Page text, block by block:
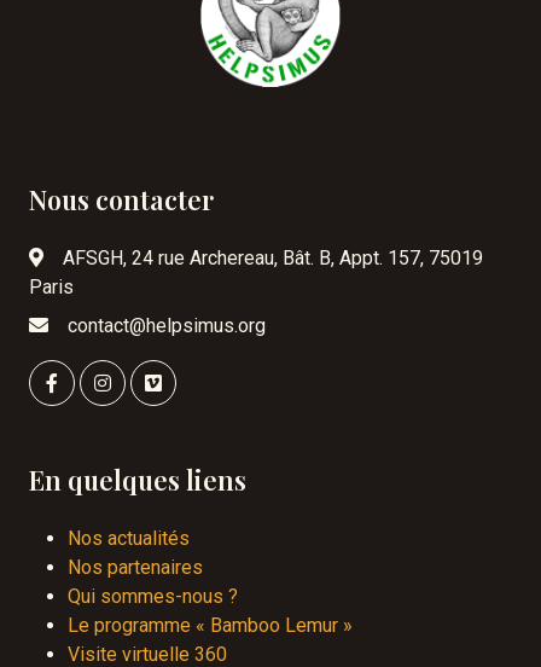
Nous contacter
AFSGH, 24 rue Archereau, Bât. B, Appt. 157, 75019
Paris
contact@helpsimus.org
En quelques liens
Nos actualités
Nos partenaires
Qui sommes-nous ?
Le programme « Bamboo Lemur »
Visite virtuelle 360